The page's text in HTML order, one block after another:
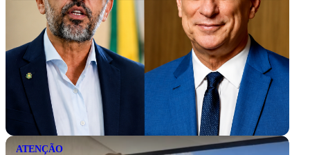
ATENÇÃO